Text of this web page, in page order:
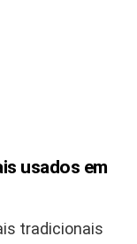
usados em
tradicionais